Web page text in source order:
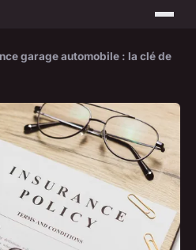
garage automobile : la clé de